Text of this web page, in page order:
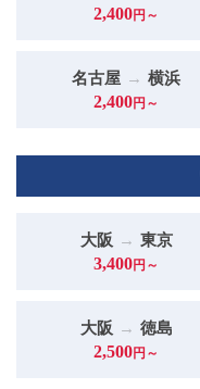
2,400円～
名古屋 → 横浜
2,400円～
大阪 → 東京
3,400円～
大阪 → 徳島
2,500円～